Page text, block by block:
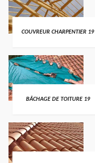
COUVREUR CHARPENTIER 19
BÂCHAGE DE TOITURE 19